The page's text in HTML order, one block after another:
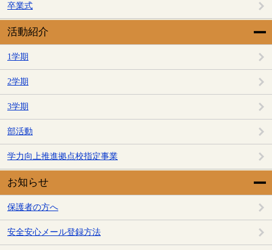
卒業式
活動紹介
1学期
2学期
3学期
部活動
学力向上推進拠点校指定事業
お知らせ
保護者の方へ
安全安心メール登録方法